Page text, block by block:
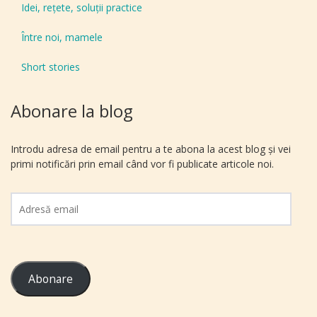
Idei, reţete, soluţii practice
Între noi, mamele
Short stories
Abonare la blog
Introdu adresa de email pentru a te abona la acest blog și vei
primi notificări prin email când vor fi publicate articole noi.
email
Abonare